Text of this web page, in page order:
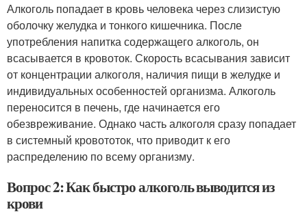
Алкоголь попадает в кровь человека через слизистую
оболочку желудка и тонкого кишечника. После
употребления напитка содержащего алкоголь, он
всасывается в кровоток. Скорость всасывания зависит
от концентрации алкоголя, наличия пищи в желудке и
индивидуальных особенностей организма. Алкоголь
переносится в печень, где начинается его
обезвреживание. Однако часть алкоголя сразу попадает
в системный кровототок, что приводит к его
распределению по всему организму.
Вопрос 2: Как быстро алкоголь выводится из
крови